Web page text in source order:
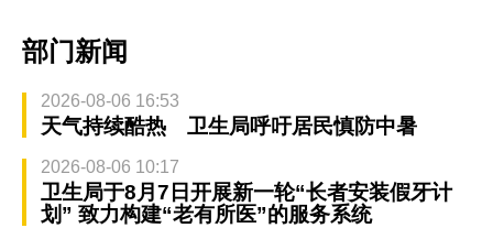
部门新闻
2026-08-06 16:53
天气持续酷热 卫生局呼吁居民慎防中暑
2026-08-06 10:17
卫生局于8月7日开展新一轮“长者安装假牙计
划” 致力构建“老有所医”的服务系统